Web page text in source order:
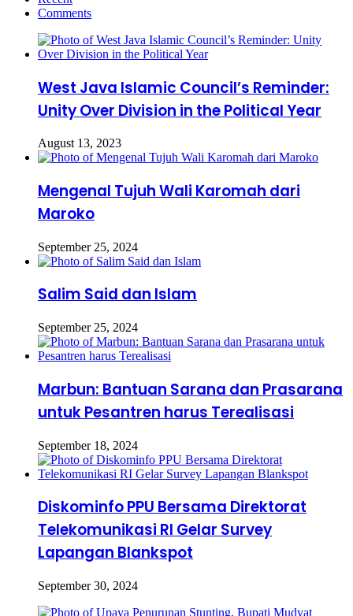
Comments
West Java Islamic Council’s Reminder:
Unity Over Division in the Political Year
August 13, 2023
Mengenal Tujuh Wali Karomah dari
Maroko
September 25, 2024
Salim Said dan Islam
September 25, 2024
Marbun: Bantuan Sarana dan Prasarana
untuk Pesantren harus Terealisasi
September 18, 2024
Diskominfo PPU Bersama Direktorat
Telekomunikasi RI Gelar Survey
Lapangan Blankspot
September 30, 2024